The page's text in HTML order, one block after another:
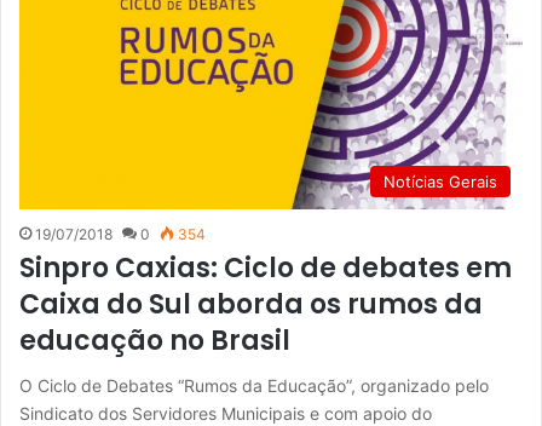
Notícias Gerais
19/07/2018 0 354
Sinpro Caxias: Ciclo de debates em
Caixa do Sul aborda os rumos da
educação no Brasil
O Ciclo de Debates “Rumos da Educação”, organizado pelo
Sindicato dos Servidores Municipais e com apoio do